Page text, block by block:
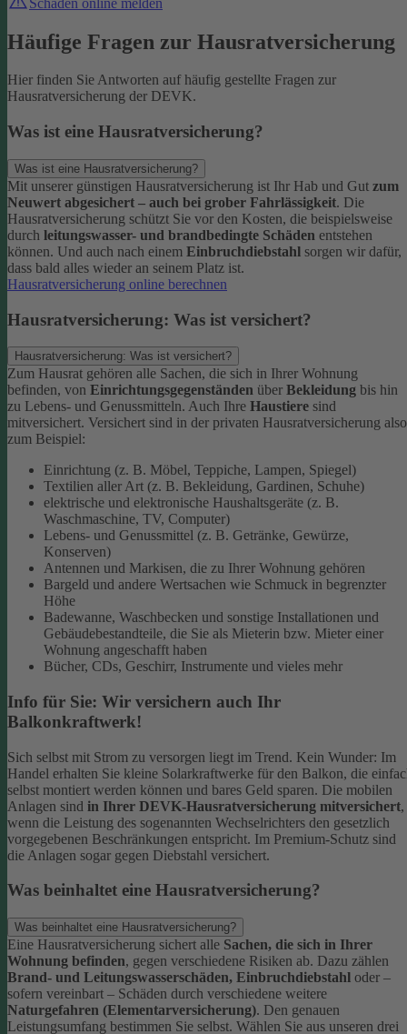
Häufige Fragen zur Hausratversicherung
Hier finden Sie Antworten auf häufig gestellte Fragen zur
Hausratversicherung der DEVK.
Was ist eine Hausratversicherung?
Was ist eine Hausratversicherung?
Mit unserer günstigen Hausratversicherung ist Ihr Hab und Gut zum
Neuwert abgesichert – auch bei grober Fahrlässigkeit. Die
Hausratversicherung schützt Sie vor den Kosten, die beispielsweise
durch leitungswasser- und brandbedingte Schäden entstehen
können. Und auch nach einem Einbruchdiebstahl sorgen wir dafür,
dass bald alles wieder an seinem Platz ist.
Hausratversicherung online berechnen
Hausratversicherung: Was ist versichert?
Hausratversicherung: Was ist versichert?
Zum Hausrat gehören alle Sachen, die sich in Ihrer Wohnung
befinden, von Einrichtungsgegenständen über Bekleidung bis hin
zu Lebens- und Genussmitteln. Auch Ihre Haustiere sind
mitversichert. Versichert sind in der privaten Hausratversicherung also
zum Beispiel:
Einrichtung (z. B. Möbel, Teppiche, Lampen, Spiegel)
Textilien aller Art (z. B. Bekleidung, Gardinen, Schuhe)
elektrische und elektronische Haushaltsgeräte (z. B.
Waschmaschine, TV, Computer)
Lebens- und Genussmittel (z. B. Getränke, Gewürze,
Konserven)
Antennen und Markisen, die zu Ihrer Wohnung gehören
Bargeld und andere Wertsachen wie Schmuck in begrenzter
Höhe
Badewanne, Waschbecken und sonstige Installationen und
Gebäudebestandteile, die Sie als Mieterin bzw. Mieter einer
Wohnung angeschafft haben
Bücher, CDs, Geschirr, Instrumente und vieles mehr
Info für Sie: Wir versichern auch Ihr
Balkonkraftwerk!
Sich selbst mit Strom zu versorgen liegt im Trend. Kein Wunder: Im
Handel erhalten Sie kleine Solarkraftwerke für den Balkon, die
selbst montiert werden können und bares Geld sparen. Die mobilen
Anlagen sind in Ihrer DEVK-Hausratversicherung mitversichert,
wenn die Leistung des sogenannten Wechselrichters den gesetzlich
vorgegebenen Beschränkungen entspricht. Im Premium-Schutz sind
die Anlagen sogar gegen Diebstahl versichert.
Was beinhaltet eine Hausratversicherung?
Was beinhaltet eine Hausratversicherung?
Eine Hausratversicherung sichert alle Sachen, die sich in Ihrer
Wohnung befinden, gegen verschiedene Risiken ab. Dazu zählen
Brand- und Leitungswasserschäden, Einbruchdiebstahl oder –
sofern vereinbart – Schäden durch verschiedene weitere
Naturgefahren (Elementarversicherung). Den genauen
Leistungsumfang bestimmen Sie selbst. Wählen Sie aus unseren drei